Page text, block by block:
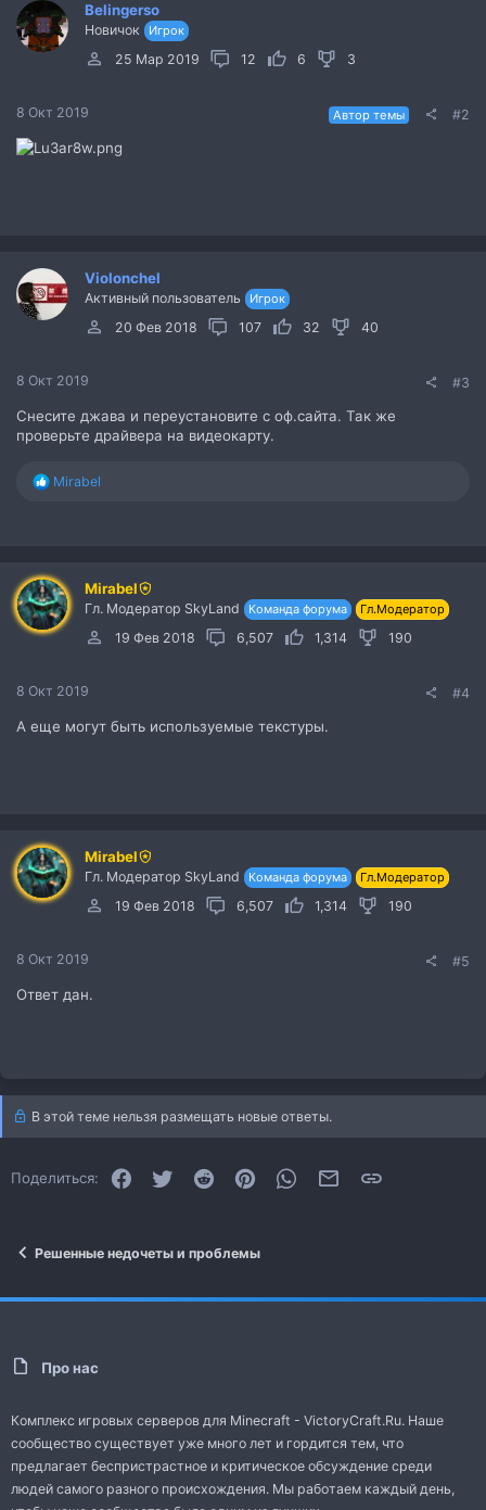
Belingerso
Новичок Игрок
25 Мар 2019 12 6 3
8 Окт 2019 Автор темы #2
Violonchel
Активный пользователь Игрок
20 Фев 2018 107 32 40
8 Окт 2019 #3
Снесите джава и переустановите с оф.сайта. Так же
проверьте драйвера на видеокарту.
Р
и
и
:
Mirabel
Mirabel
Гл. Модератор SkyLand Команда форума Гл.Модератор
19 Фев 2018 6,507 1,314 190
8 Окт 2019 #4
А еще могут быть используемые текстуры.
Mirabel
Гл. Модератор SkyLand Команда форума Гл.Модератор
19 Фев 2018 6,507 1,314 190
8 Окт 2019 #5
Ответ дан.
В этой теме нельзя размещать новые ответы.
Поделиться: FacebookTwitter Reddit PinterestWhatsAppЭлектронная почта
Решенные недочеты и проблемы
Про нас
Комплекс игровых серверов для Minecraft - VictoryCraft.Ru. Наше
сообщество существует уже много лет и гордится тем, что
предлагает беспристрастное и критическое обсуждение среди
людей самого разного происхождения. Мы работаем каждый день,